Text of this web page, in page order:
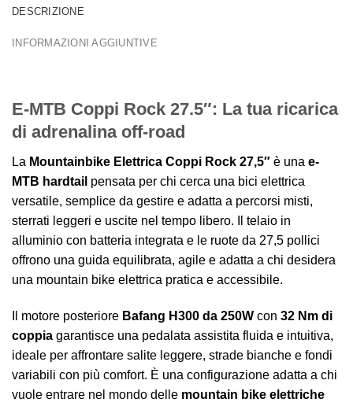
DESCRIZIONE
INFORMAZIONI AGGIUNTIVE
E-MTB Coppi Rock 27.5″: La tua ricarica
di adrenalina off-road
La Mountainbike Elettrica Coppi Rock 27,5″ è una e-
MTB hardtail pensata per chi cerca una bici elettrica
versatile, semplice da gestire e adatta a percorsi misti,
sterrati leggeri e uscite nel tempo libero. Il telaio in
alluminio con batteria integrata e le ruote da 27,5 pollici
offrono una guida equilibrata, agile e adatta a chi desidera
una mountain bike elettrica pratica e accessibile.
Il motore posteriore Bafang H300 da 250W con 32 Nm di
coppia garantisce una pedalata assistita fluida e intuitiva,
ideale per affrontare salite leggere, strade bianche e fondi
variabili con più comfort. È una configurazione adatta a chi
vuole entrare nel mondo delle mountain bike elettriche